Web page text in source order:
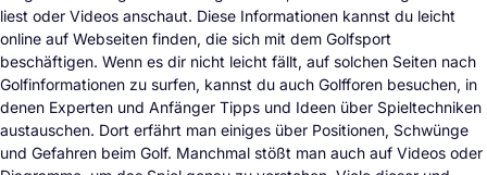
liest oder Videos anschaut. Diese Informationen kannst du leicht
online auf Webseiten finden, die sich mit dem Golfsport
beschäftigen. Wenn es dir nicht leicht fällt, auf solchen Seiten nach
Golfinformationen zu surfen, kannst du auch Golfforen besuchen, in
denen Experten und Anfänger Tipps und Ideen über Spieltechniken
austauschen. Dort erfährt man einiges über Positionen, Schwünge
und Gefahren beim Golf. Manchmal stößt man auch auf Videos oder